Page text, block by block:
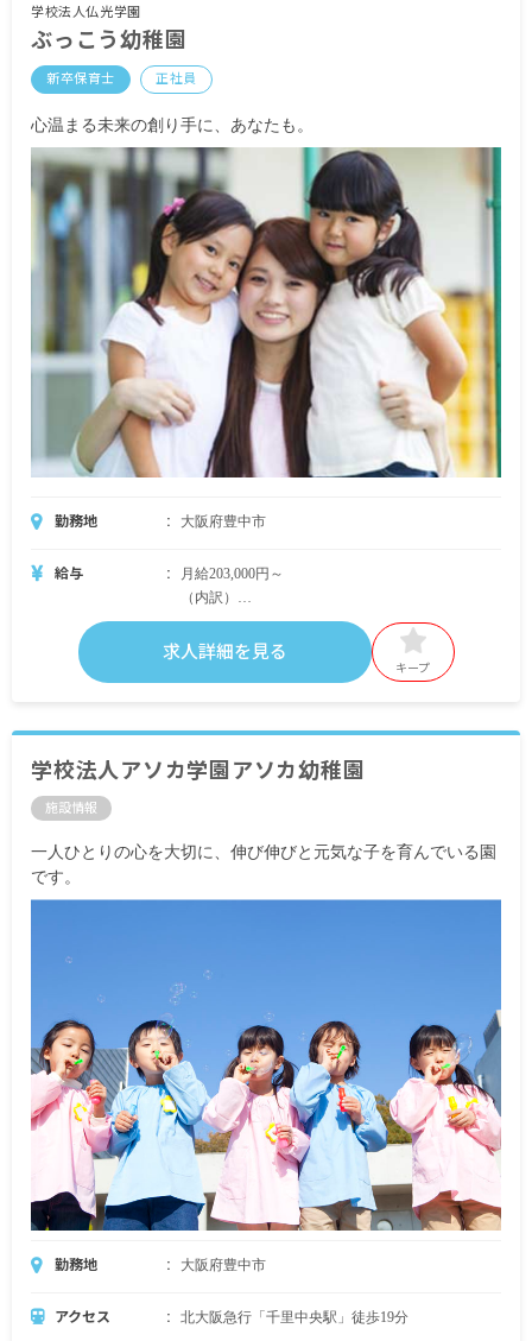
時間外手当
※試用期間3カ月／同条件
＜働き方によって収入UPできます！＞
・早番や遅番にご対応できる方には、1回ごとに
500円の手当を支給！（月20日勤務した場合、
10,000円を別途支給！）
・系列園にヘルプとして勤務して頂いた方は、1園
ごとに5,000円の手当付与！(最大2園まで)
※早番と遅番の定義
＜早番＞8:00を含む8:00以前の時間帯から勤務する
こと（8:00から勤務開始は早番）
＜遅番＞19:00を含む19:00以降の時間帯まで勤務す
ること（19:00までの勤務は遅番）
学校法人仏光学園
ぶっこう幼稚園
新卒保育士 正社員
心温まる未来の創り手に、あなたも。
勤務地 大阪府豊中市
給与
月給203,000円～
（内訳）
基本給 179,000円～
職務調整手当 10,000円
■交通費支給
■時間外手当
求人詳細を見る
キープ
学校法人アソカ学園アソカ幼稚園
施設情報
一人ひとりの心を大切に、伸び伸びと元気な子を育んでいる園
です。
勤務地 大阪府豊中市
アクセス 北大阪急行「千里中央駅」徒歩19分